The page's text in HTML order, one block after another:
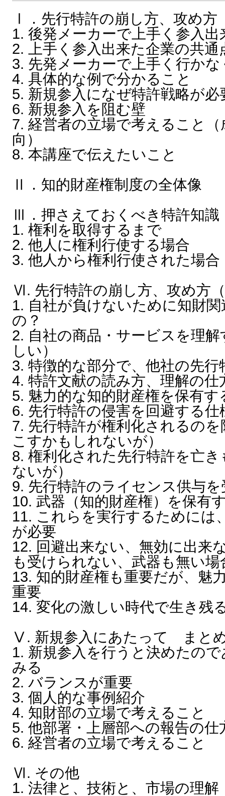
Ⅰ．先行特許の崩し方、攻め方
1. 後発メーカーで上手く参入出
2. 上手く参入出来た企業の共通
3. 先発メーカーで上手く行か
4. 具体的な例で分かること
5. 新規参入になぜ特許戦略が必
6. 新規参入を阻む壁
7. 経営者の立場で考えること
向）
8. 本講座で伝えたいこと
Ⅱ．知的財産権制度の全体像
Ⅲ．押さえておくべき特許知識
1. 権利を取得するまで
2. 他人に権利行使する場合
3. 他人から権利行使された場合
Ⅵ. 先行特許の崩し方、攻め方
1. 自社が負けないために知財
の？
2. 自社の商品・サービスを理
しい）
3. 特徴的な部分で、他社の先行
4. 特許文献の読み方、理解の仕
5. 魅力的な知的財産権を保有
6. 先行特許の侵害を回避する
7. 先行特許が権利化されるの
こすかもしれないが）
8. 権利化された先行特許を亡
ないが）
9. 先行特許のライセンス供与
10. 武器（知的財産権）を保有
11. これらを実行するためには
が必要
12. 回避出来ない、無効に出来
も受けられない、武器も無い場
13. 知的財産権も重要だが、魅
重要
14. 変化の激しい時代で生き残
Ⅴ. 新規参入にあたって まと
1. 新規参入を行うと決めたの
みる
2. バランスが重要
3. 個人的な事例紹介
4. 知財部の立場で考えること
5. 他部署・上層部への報告の仕
6. 経営者の立場で考えること
Ⅵ. その他
1. 法律と、技術と、市場の理解